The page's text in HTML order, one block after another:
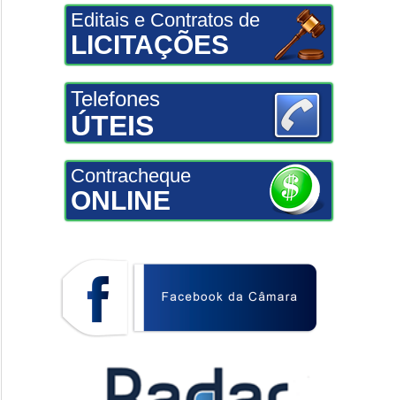
Editais e Contratos de
LICITAÇÕES
Telefones
ÚTEIS
Contracheque
ONLINE